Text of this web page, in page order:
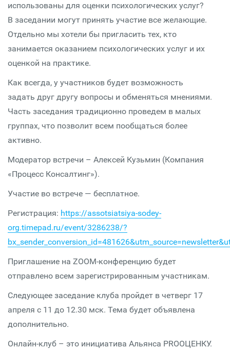
использованы для оценки психологических услуг?
В заседании могут принять участие все желающие.
Отдельно мы хотели бы пригласить тех, кто
занимается оказанием психологических услуг и их
оценкой на практике.
Как всегда, у участников будет возможность
задать друг другу вопросы и обменяться мнениями.
Часть заседания традиционно проведем в малых
группах, что позволит всем пообщаться более
активно.
Модератор встречи – Алексей Кузьмин (Компания
«Процесс Консалтинг»).
Участие во встрече — бесплатное.
Регистрация: https://assotsiatsiya-sodey-
org.timepad.ru/event/3286238/?
Приглашение на ZOOM-конференцию будет
отправлено всем зарегистрированным участникам.
Следующее заседание клуба пройдет в четверг 17
апреля с 11 до 12.30 мск. Тема будет объявлена
дополнительно.
Онлайн-клуб – это инициатива Альянса PROОЦЕНКУ.